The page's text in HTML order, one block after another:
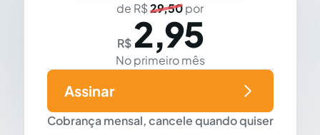
de R$29,50por
R$ 2,95
No primeiro mês
Cobrança mensal, cancele quando quiser
Assinar